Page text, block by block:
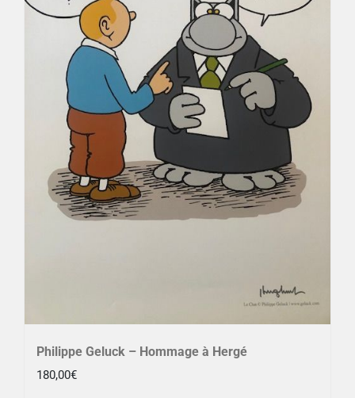
Philippe Geluck – Hommage à Hergé
180,00€